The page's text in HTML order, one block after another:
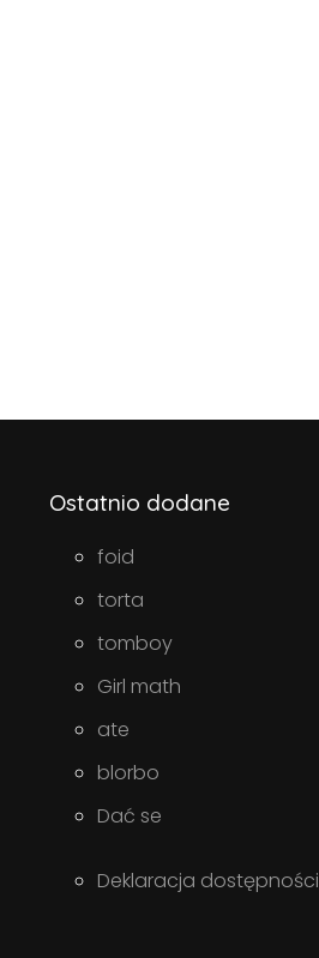
Ostatnio dodane
foid
torta
tomboy
Girl math
ate
blorbo
Dać se
Deklaracja dostępności